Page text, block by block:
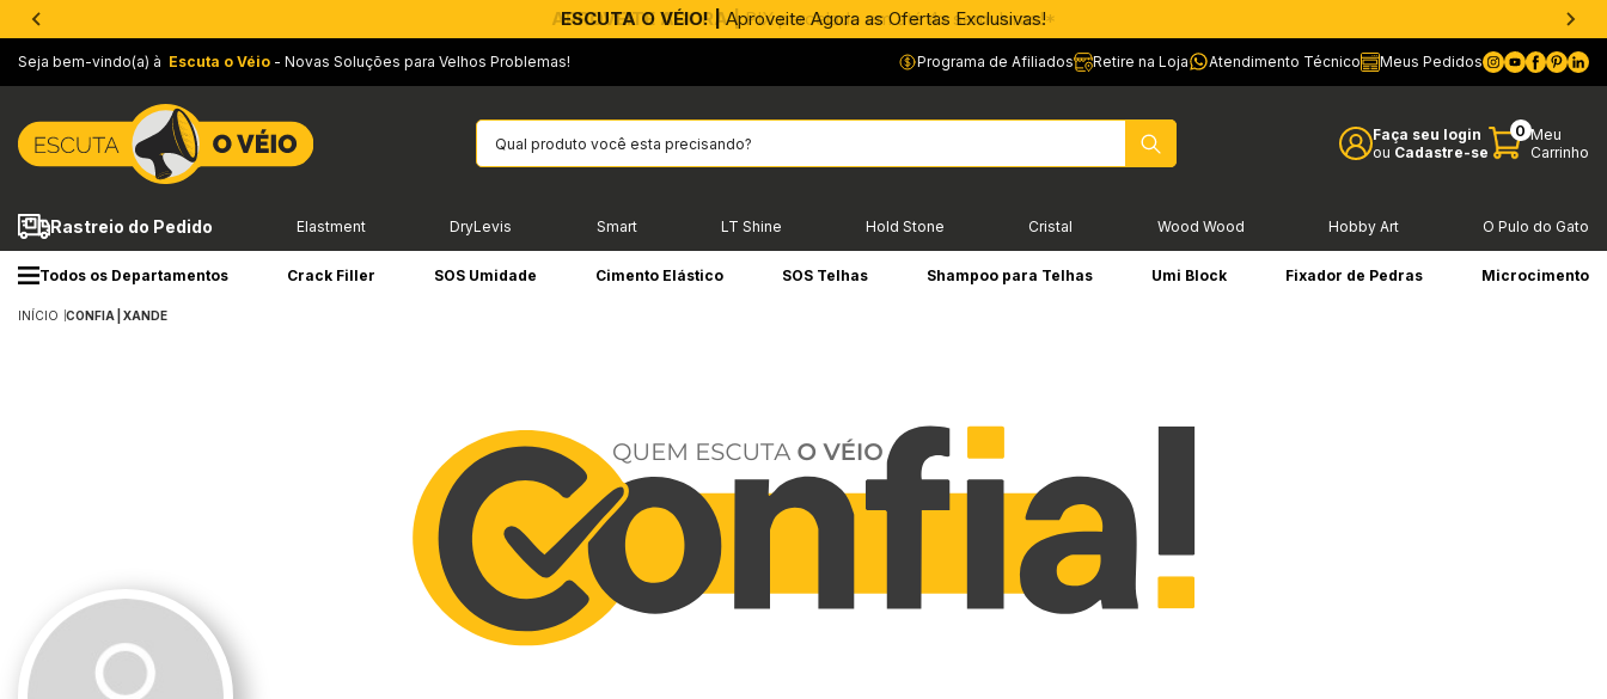
APROVEITE AGORA |PIX parcelado em até 4x sem Juros!*
Seja bem-vindo(a) à Escuta o Véio - Novas Soluções para Velhos Problemas! Programa de Afiliados Retire na Loja Atendimento Técnico Meus Pedidos
Faça seu login
ou Cadastre-se
0 Meu
Carrinho
Rastreio do Pedido Elastment DryLevis Smart LT Shine Hold Stone Cristal Wood Wood Hobby Art O Pulo do Gato
Todos os Departamentos Crack Filler SOS Umidade Cimento Elástico SOS Telhas Shampoo para Telhas Umi Block Fixador de Pedras Microcimento
INÍCIO CONFIA | XANDE